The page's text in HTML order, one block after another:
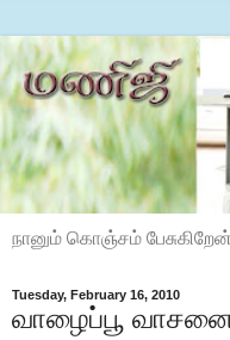
நானும் கொஞ்சம்
Tuesday, February 16, 2010
வாழைப்பூ